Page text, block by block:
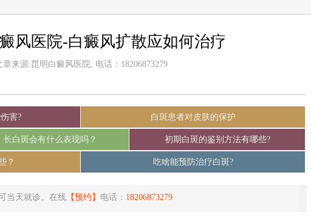
风医院-白癜风扩散应如何治疗
章来源:昆明白癜风医院, 电话：18206873279
害? 白斑患者对皮肤的保护
长白斑会有什么表现吗？ 初期白斑的鉴别方法有哪些?
？ 吃啥能预防治疗白斑?
当天就诊。在线 【预约】 电话： 18206873279